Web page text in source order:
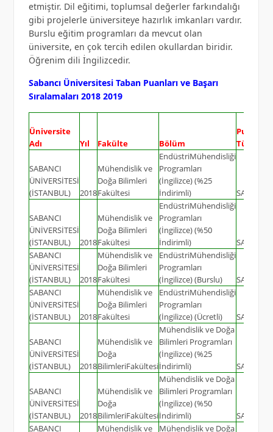
etmiştir. Dil eğitimi, toplumsal değerler farkındalığı
gibi projelerle üniversiteye hazırlık imkanları vardır.
Burslu eğitim programları da mevcut olan
üniversite, en çok tercih edilen okullardan biridir.
Öğrenim dili İngilizcedir.
Sabancı Üniversitesi Taban Puanları ve Başarı
Sıralamaları 2018 2019
Üniversite
Adı
Yıl Fakülte Bölüm
Puan
Türü
SABANCI
ÜNİVERSİTESİ
(İSTANBUL)
2018
Mühendislik ve
Doğa Bilimleri
Fakültesi
EndüstriMühendisliği
Programları
(İngilizce) (%25
İndirimli)
SAY
SABANCI
ÜNİVERSİTESİ
(İSTANBUL)
2018
Mühendislik ve
Doğa Bilimleri
Fakültesi
EndüstriMühendisliği
Programları
(İngilizce) (%50
İndirimli)
SAY
SABANCI
ÜNİVERSİTESİ
(İSTANBUL)
2018
Mühendislik ve
Doğa Bilimleri
Fakültesi
EndüstriMühendisliği
Programları
(İngilizce) (Burslu)
SAY
SABANCI
ÜNİVERSİTESİ
(İSTANBUL)
2018
Mühendislik ve
Doğa Bilimleri
Fakültesi
EndüstriMühendisliği
Programları
(İngilizce) (Ücretli)
SAY
SABANCI
ÜNİVERSİTESİ
(İSTANBUL)
2018
Mühendislik ve
Doğa
BilimleriFakültesi
Mühendislik ve Doğa
Bilimleri Programları
(İngilizce) (%25
İndirimli)
SAY
SABANCI
ÜNİVERSİTESİ
(İSTANBUL)
2018
Mühendislik ve
Doğa
BilimleriFakültesi
Mühendislik ve Doğa
Bilimleri Programları
(İngilizce) (%50
İndirimli)
SAY
SABANCI
Mühendislik ve Mühendislik ve Doğa